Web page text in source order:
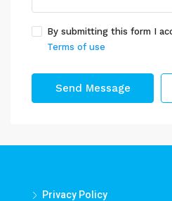
By submitting this form I
Terms of use
Send Message
Privacy Policy